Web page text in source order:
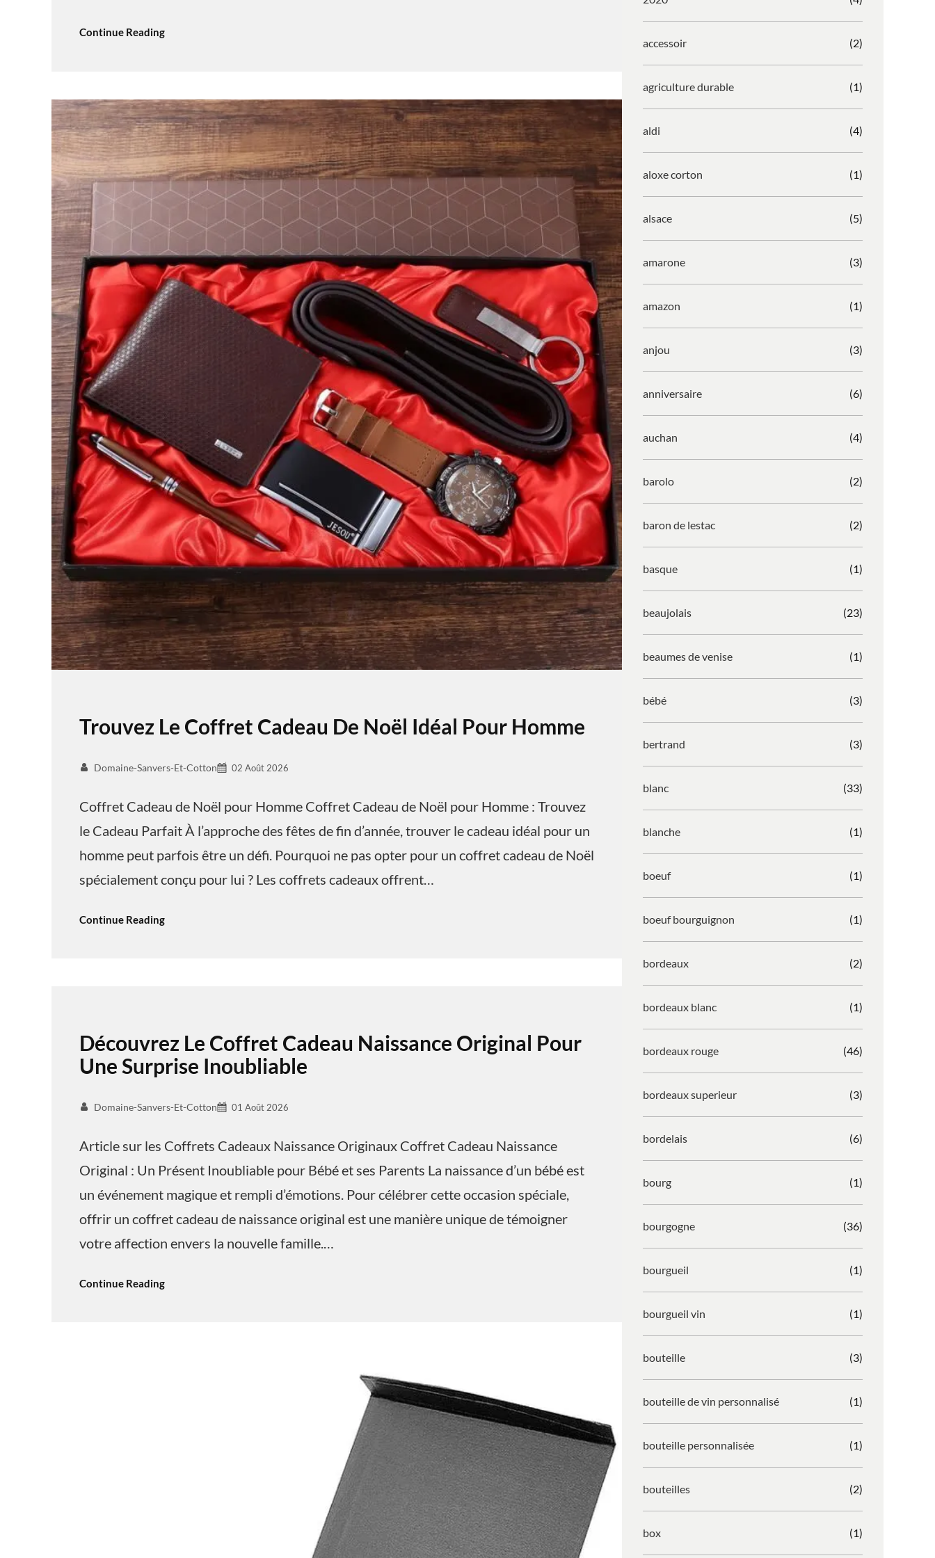
Continue Reading
Trouvez Le Coffret Cadeau De Noël Idéal Pour Homme
Domaine-Sanvers-Et-Cotton 02 Août 2026
Coffret Cadeau de Noël pour Homme Coffret Cadeau de Noël pour Homme : Trouvez
le Cadeau Parfait À l’approche des fêtes de fin d’année, trouver le cadeau idéal pour un
homme peut parfois être un défi. Pourquoi ne pas opter pour un coffret cadeau de Noël
spécialement conçu pour lui ? Les coffrets cadeaux offrent…
Continue Reading
Découvrez Le Coffret Cadeau Naissance Original Pour
Une Surprise Inoubliable
Domaine-Sanvers-Et-Cotton 01 Août 2026
Article sur les Coffrets Cadeaux Naissance Originaux Coffret Cadeau Naissance
Original : Un Présent Inoubliable pour Bébé et ses Parents La naissance d’un bébé est
un événement magique et rempli d’émotions. Pour célébrer cette occasion spéciale,
offrir un coffret cadeau de naissance original est une manière unique de témoigner
votre affection envers la nouvelle famille.…
Continue Reading
accessoir (2)
agriculture durable (1)
aldi (4)
aloxe corton (1)
alsace (5)
amarone (3)
amazon (1)
anjou (3)
anniversaire (6)
auchan (4)
barolo (2)
baron de lestac (2)
basque (1)
beaujolais (23)
beaumes de venise (1)
bébé (3)
bertrand (3)
blanc (33)
blanche (1)
boeuf (1)
boeuf bourguignon (1)
bordeaux (2)
bordeaux blanc (1)
bordeaux rouge (46)
bordeaux superieur (3)
bordelais (6)
bourg (1)
bourgogne (36)
bourgueil (1)
bourgueil vin (1)
bouteille (3)
bouteille de vin personnalisé (1)
bouteille personnalisée (1)
bouteilles (2)
box (1)